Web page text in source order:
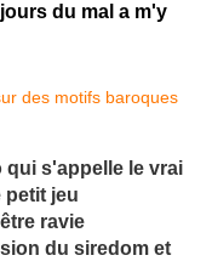
du mal a m'y
qui s'appelle le vrai
petit jeu
ravie
du siredom et